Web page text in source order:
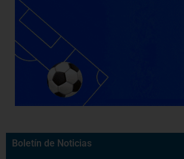
Boletín de Noticias